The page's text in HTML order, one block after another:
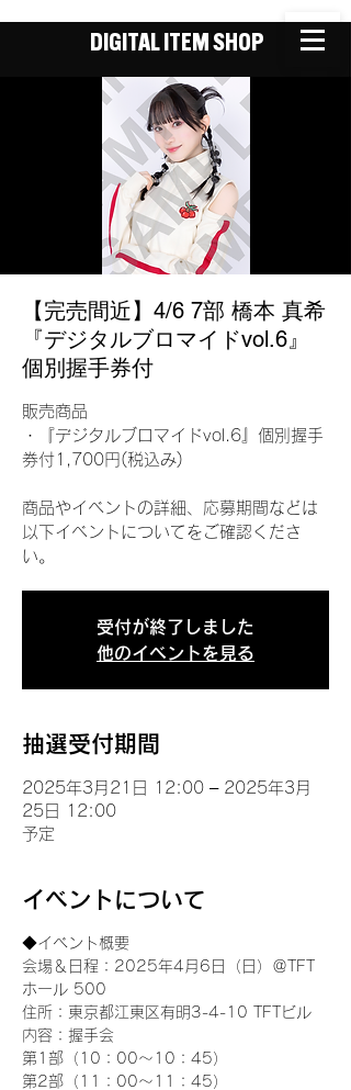
DIGITAL ITEM SHOP
【完売間近】4/6 7部 橋本 真希
『デジタルブロマイドvol.6』
個別握手券付
販売商品
・『デジタルブロマイドvol.6』個別握手
券付1,700円(税込み)
商品やイベントの詳細、応募期間などは
以下イベントについてをご確認くださ
い。
受付が終了しました
他のイベントを見る
抽選受付期間
2025年3月21日 12:00 – 2025年3月
25日 12:00
予定
イベントについて
◆イベント概要
会場＆日程：2025年4月6日（日）＠TFT
ホール 500
住所：東京都江東区有明3-4-10 TFTビル
内容：握手会
第1部（10：00～10：45）
第2部（11：00～11：45）